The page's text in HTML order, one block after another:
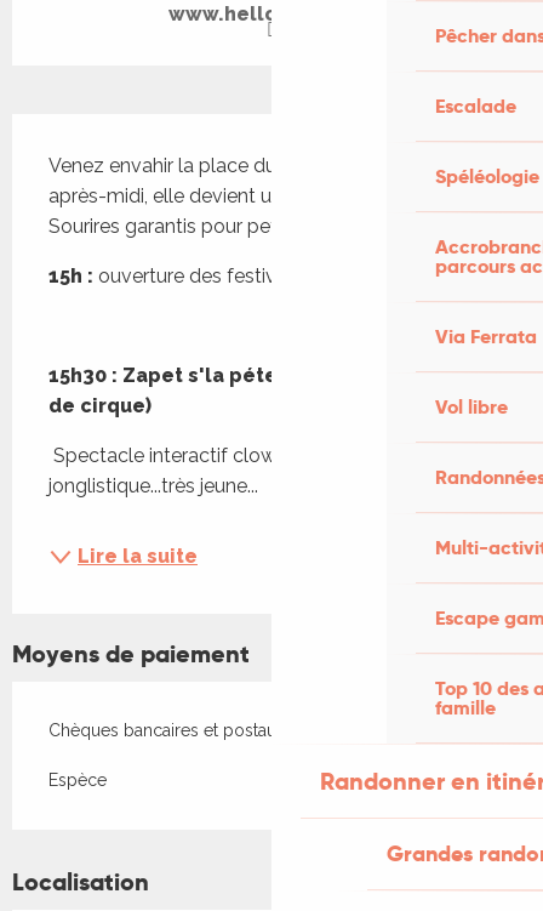
Pêcher
Escalade
Spéléologie
parcours
Via Ferrata
Vol libre
Multi-
Escape
Top 10 des
famille
Randonner en
Grandes
www.helloasso.com
Venez envahir la place du village ! Le temps d'un
après-midi, elle devient une scène à ciel ouvert.
Sourires garantis pour petits et grands !
15h : ouverture des festivités sur la place
15h30 : Zapet s'la péte (compagnie Un brin
de cirque)
jonglistique...très jeune...
Lire la suite
Moyens de paiement
Chèques bancaires et postaux
Espèce
Localisation